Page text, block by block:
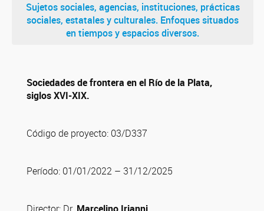
Sujetos sociales, agencias, instituciones, prácticas
sociales, estatales y culturales. Enfoques situados
en tiempos y espacios diversos.
Sociedades de frontera en el Río de la Plata,
siglos XVI-XIX.
Código de proyecto: 03/D337
Período: 01/01/2022 – 31/12/2025